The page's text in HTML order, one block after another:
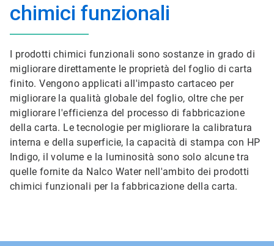
chimici funzionali
I prodotti chimici funzionali sono sostanze in grado di
migliorare direttamente le proprietà del foglio di carta
finito. Vengono applicati all'impasto cartaceo per
migliorare la qualità globale del foglio, oltre che per
migliorare l'efficienza del processo di fabbricazione
della carta. Le tecnologie per migliorare la calibratura
interna e della superficie, la capacità di stampa con HP
Indigo, il volume e la luminosità sono solo alcune tra
quelle fornite da Nalco Water nell'ambito dei prodotti
chimici funzionali per la fabbricazione della carta.